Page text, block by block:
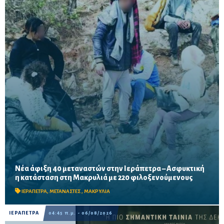
Νέα άφιξη 40 μεταναστών στην Ιεράπετρα – Ασφυκτική
η κατάσταση στη Μακρυλιά με 220 φιλοξενούμενους
ΙΕΡΑΠΕΤΡΑ, ΜΕΤΑΝΑΣΤΕΣ , ΜΑΚΡΥΛΙΑ
Δύο νέες αφίξεις σε λιγότερο από 24 ώρες αυξάνουν την πίεση
στο παλιό Δημοτικό Σχολείο, ενώ ακόμη 40 άτομα διασώθηκαν
νότια-νοτιοανατολικά της Ιεράπετρας.
ΙΕΡΑΠΕΤΡΑ 04:45 π.μ. - 06/08/2026